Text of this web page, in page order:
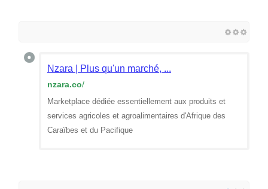
Nzara | Plus qu'un marché, ...
nzara.co/
Marketplace dédiée essentiellement aux produits et
services agricoles et agroalimentaires d'Afrique des
Caraïbes et du Pacifique